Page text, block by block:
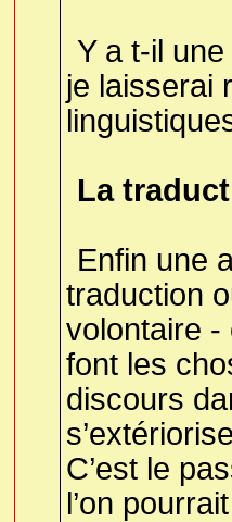
Y a t-il
je laisserai
La
Enfin une
traduction
volontaire -
font les
discours
C’est le
l’on